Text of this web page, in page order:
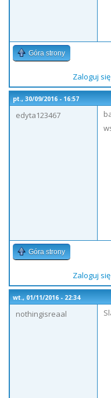
Góra strony
Zaloguj się
pt., 30/09/2016 - 16:57
edyta123467
Góra strony
Zaloguj się
wt., 01/11/2016 - 22:34
nothingisreaal